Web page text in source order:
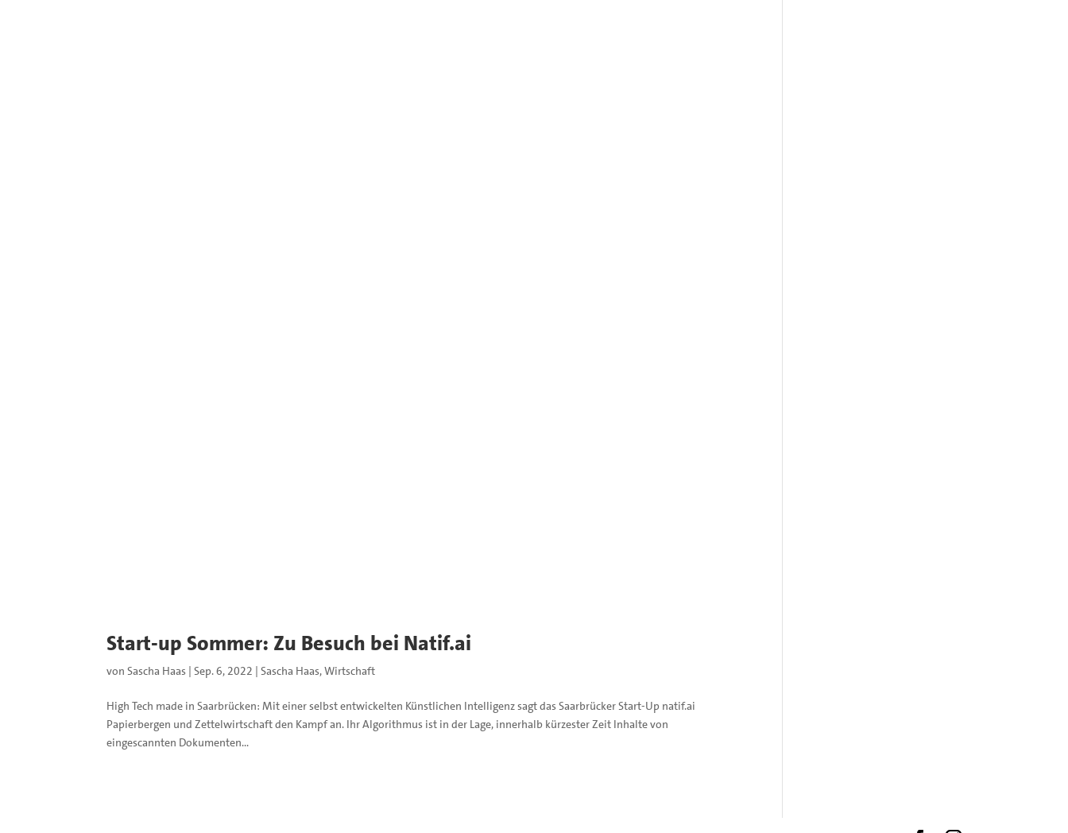
Start-up Sommer: Zu Besuch bei Natif.ai
vonSascha Haas |Sep. 6, 2022 |Sascha Haas,Wirtschaft
High Tech made in Saarbrücken: Mit einer selbst entwickelten Künstlichen Intelligenz sagt das Saarbrücker Start-Up natif.ai
Papierbergen und Zettelwirtschaft den Kampf an. Ihr Algorithmus ist in der Lage, innerhalb kürzester Zeit Inhalte von
eingescannten Dokumenten...